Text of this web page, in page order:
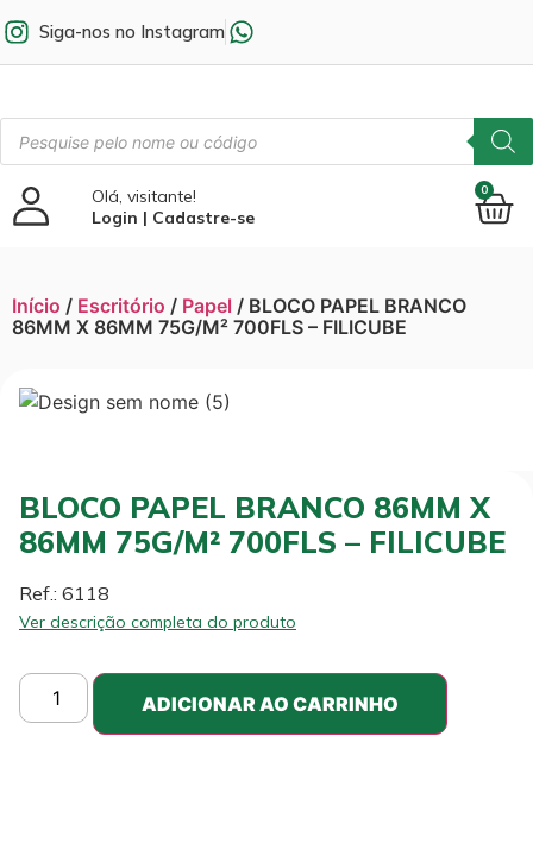
Siga-nos no Instagram
Olá, visitante!
Login | Cadastre-se
0
Início / Escritório / Papel / BLOCO PAPEL BRANCO
86MM X 86MM 75G/M² 700FLS – FILICUBE
BLOCO PAPEL BRANCO 86MM X
86MM 75G/M² 700FLS – FILICUBE
Ref.: 6118
Ver descrição completa do produto
ADICIONAR AO CARRINHO